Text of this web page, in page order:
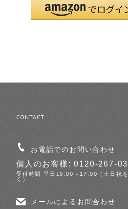
CONTACT
お電話でのお問い合わせ
個人のお客様: 0120-267-
受付時間 平日10:00～17:00（土日祝
く）
メールによるお問合わせ